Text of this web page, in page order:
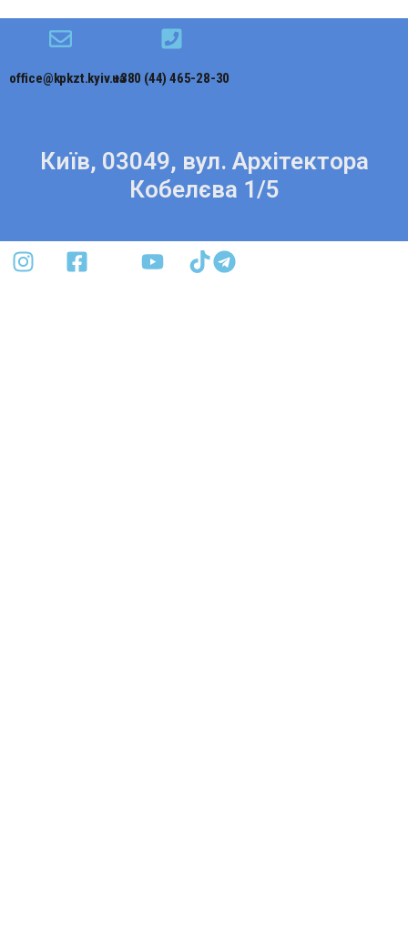
office@kpkzt.kyiv.ua+380 (44) 465-28-30
Київ, 03049, вул. Архітектора
Кобелєва 1/5